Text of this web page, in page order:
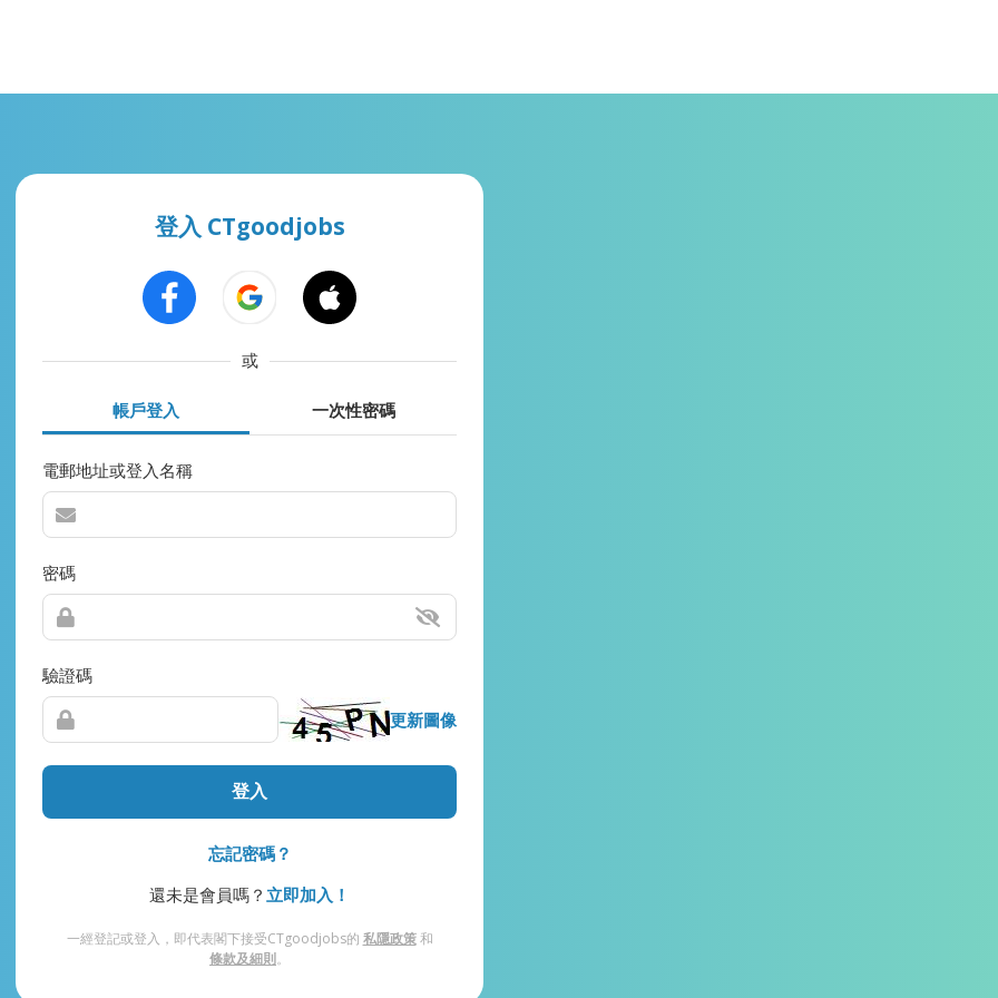
登入 CTgoodjobs
或
帳戶登入 一次性密碼
電郵地址或登入名稱
密碼
驗證碼
更新圖像
登入
忘記密碼？
還未是會員嗎？ 立即加入！
一經登記或登入，即代表閣下接受CTgoodjobs的 私隱政策和
條款及細則。